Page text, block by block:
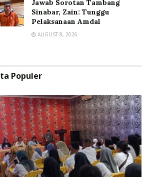
Jawab Sorotan Tambang
Sinabar, Zain: Tunggu
Pelaksanaan Amdal
AUGUST 8, 2026
Populer